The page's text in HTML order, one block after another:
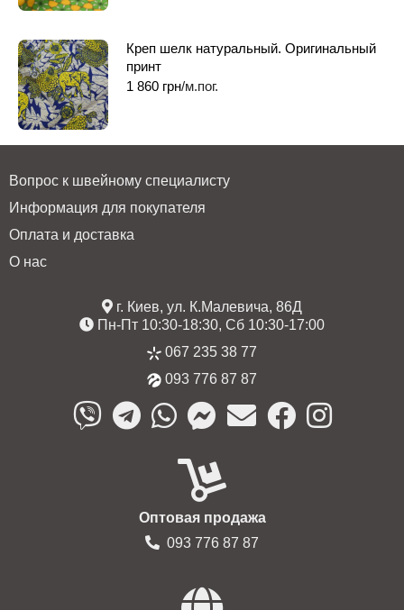
Креп шелк натуральный. Оригинальный
принт
1 860 грн/м.пог.
Вопрос к швейному специалисту
Информация для покупателя
Оплата и доставка
О нас
г. Киев, ул. К.Малевича, 86Д
Пн-Пт 10:30-18:30, Сб 10:30-17:00
067 235 38 77
093 776 87 87
Оптовая продажа
093 776 87 87